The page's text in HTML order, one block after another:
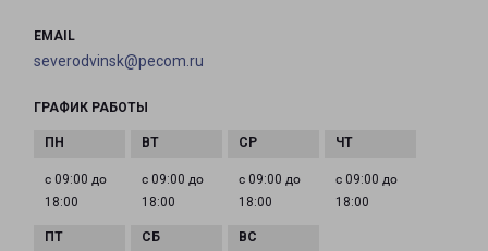
EMAIL
severodvinsk@pecom.ru
ГРАФИК РАБОТЫ
с 09:00 до
18:00
с 09:00 до
18:00
с 09:00 до
18:00
с 09:00 до
18:00